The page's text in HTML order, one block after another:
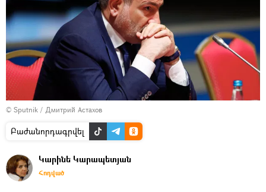
© Sputnik / Дмитрий Астахов
Բաժանորդագրվել
Կարինե Կարապետյան
Հոդված